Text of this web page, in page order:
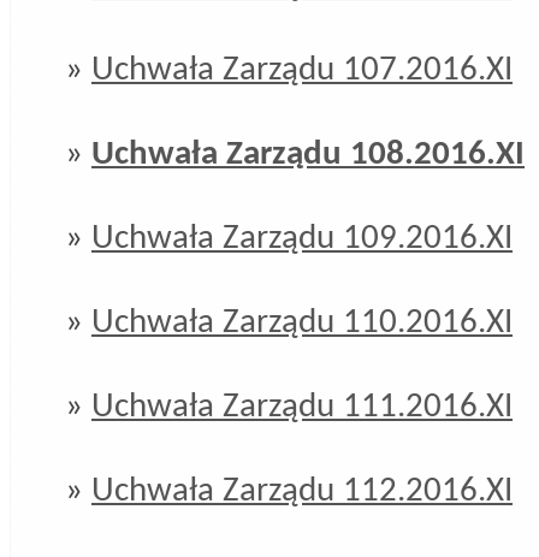
» Uchwała Zarządu 107.2016.XI
» Uchwała Zarządu 108.2016.XI
» Uchwała Zarządu 109.2016.XI
» Uchwała Zarządu 110.2016.XI
» Uchwała Zarządu 111.2016.XI
» Uchwała Zarządu 112.2016.XI